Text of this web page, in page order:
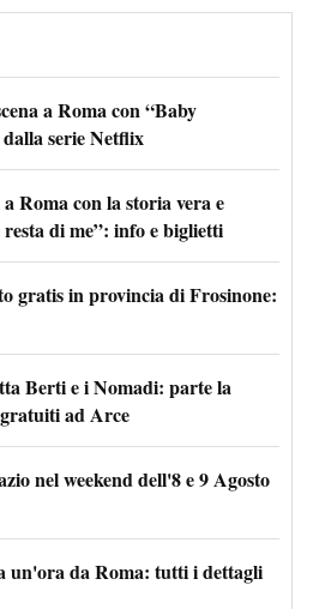
a Roma con “Baby
serie Netflix
Roma con la storia vera e
di me”: info e biglietti
gratis in provincia di Frosinone:
Berti e i Nomadi: parte la
ad Arce
nel weekend dell'8 e 9 Agosto
un'ora da Roma: tutti i dettagli